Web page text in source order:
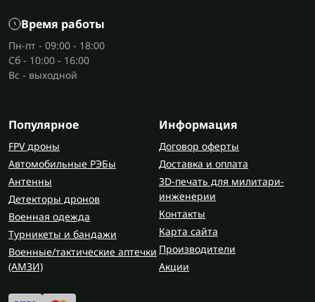
Время работы
Пн-пт - 09:00 - 18:00
Сб - 10:00 - 16:00
Вс - выходной
Популярное
FPV дроны
Автомобильные РЭБы
Антенны
Детекторы дронов
Военная одежда
Турникеты и бандажи
Военные/тактические аптечки
(AMЗИ)
Информация
Договор оферты
Доставка и оплата
3D-печать для милитари-
инженерии
Контакты
Карта сайта
Производители
Акции